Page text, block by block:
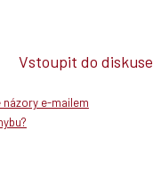
Vstoupit do diskuse
názory e-mailem